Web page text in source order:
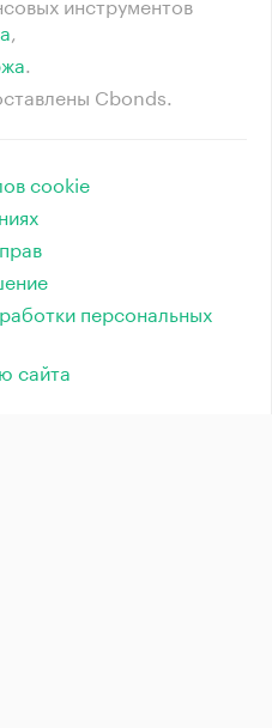
⁠,
⁠.
Cbonds.
cookie
персональных
сайта